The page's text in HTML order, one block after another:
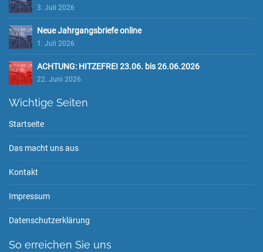
3. Juli 2026
Neue Jahrgangsbriefe online
1. Juli 2026
ACHTUNG: HITZEFREI 23.06. bis 26.06.2026
22. Juni 2026
Wichtige Seiten
Startseite
Das macht uns aus
Kontakt
Impressum
Datenschutzerklärung
So erreichen Sie uns